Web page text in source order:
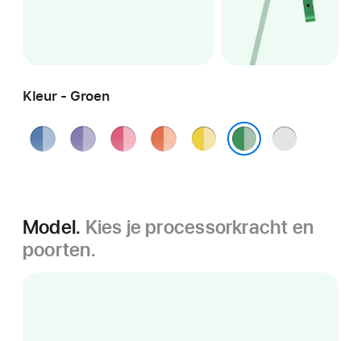
Kleur - Groen
Blauw Paars Roze Oranje Geel Zilver
Model. Kies je processorkracht en
poorten.